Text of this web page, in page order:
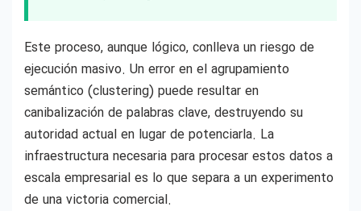
Este proceso, aunque lógico, conlleva un riesgo de
ejecución masivo. Un error en el agrupamiento
semántico (clustering) puede resultar en
canibalización de palabras clave, destruyendo su
autoridad actual en lugar de potenciarla. La
infraestructura necesaria para procesar estos datos a
escala empresarial es lo que separa a un experimento
de una victoria comercial.